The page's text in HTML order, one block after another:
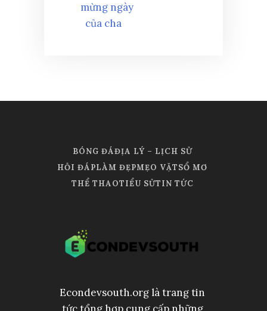
viếtmừng ngày
của cha
BÓNG ĐÁĐỊA LÝ – LỊCH SỬ
HỎI ĐÁPLÀM ĐẸPMẸO VẶTSỔ MƠ
THỂ THAOTIỂU SỬTIN TỨC
Econdevsouth.org là trang tin